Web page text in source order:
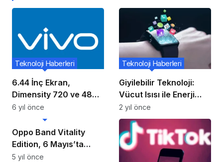
6.44 İnç Ekran,
Dimensity 720 ve 48MP
Üçlü Kameralı Vivo
Y73s 5G Resmiyet
Kazandı
Teknoloji Haberleri
6 yıl önce
Giyilebilir Teknoloji:
Vücut Isısı ile Enerji
Üretimi
Teknoloji Haberleri
2 yıl önce
Oppo Band Vitality
Edition, 6 Mayıs’ta
Piyasaya Sürülecek
Teknoloji Haberleri
5 yıl önce